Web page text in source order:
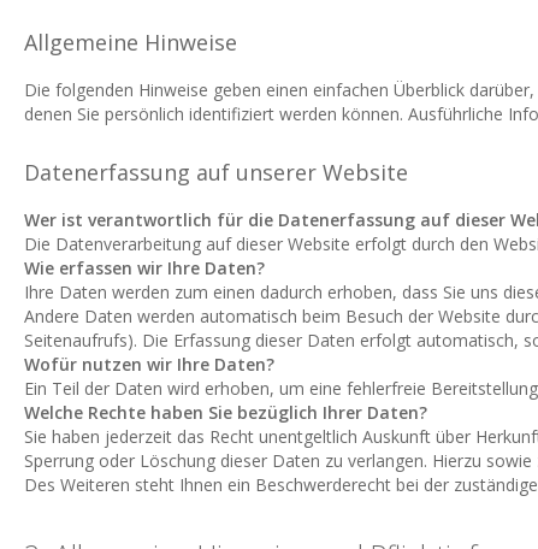
Allgemeine Hinweise
Die folgenden Hinweise geben einen einfachen Überblick
denen Sie persönlich identifiziert werden können. Ausführliche
Datenerfassung auf unserer Website
Wer ist verantwortlich für die Datenerfassung auf dieser
Die Datenverarbeitung auf dieser Website erfolgt durch den
Wie erfassen wir Ihre Daten?
Ihre Daten werden zum einen dadurch erhoben, dass Sie uns
Andere Daten werden automatisch beim Besuch der Website
Seitenaufrufs). Die Erfassung dieser Daten erfolgt automatisch,
Wofür nutzen wir Ihre Daten?
Ein Teil der Daten wird erhoben, um eine fehlerfreie
Welche Rechte haben Sie bezüglich Ihrer Daten?
Sie haben jederzeit das Recht unentgeltlich Auskunft über
Sperrung oder Löschung dieser Daten zu verlangen. Hierzu
Des Weiteren steht Ihnen ein Beschwerderecht bei der